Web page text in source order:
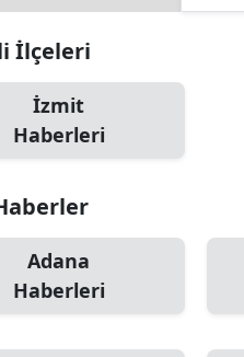
İlçeleri
İzmit
Haberleri
Adana
Haberleri